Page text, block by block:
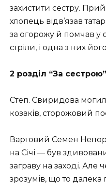
захистити сестру.
хлопець відв’язав
за огорожу й помчав у
стріли, і одна з них
2 розділ “За
Степ. Свиридова
козаків, сторожовий
Вартовий Семен
на Січі — був
заграву на заході. Але
зрозумів, що то